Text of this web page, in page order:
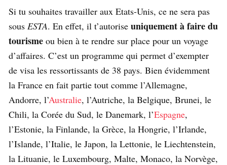
Si tu souhaites travailler aux Etats-Unis, ce ne sera pas
sous ESTA. En effet, il t’autorise uniquement à faire du
tourisme ou bien à te rendre sur place pour un voyage
d’affaires. C’est un programme qui permet d’exempter
de visa les ressortissants de 38 pays. Bien évidemment
la France en fait partie tout comme l’Allemagne,
Andorre, l’Australie, l’Autriche, la Belgique, Brunei, le
Chili, la Corée du Sud, le Danemark, l’Espagne,
l’Estonie, la Finlande, la Grèce, la Hongrie, l’Irlande,
l’Islande, l’Italie, le Japon, la Lettonie, le Liechtenstein,
la Lituanie, le Luxembourg, Malte, Monaco, la Norvège,